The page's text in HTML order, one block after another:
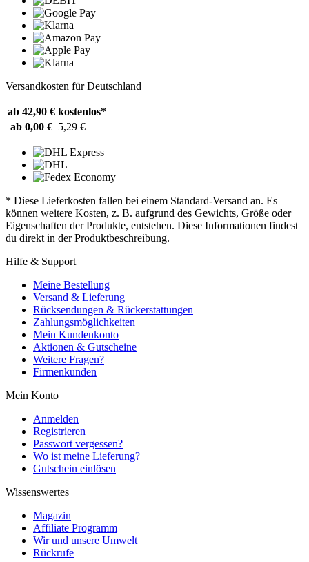
Versandkosten für Deutschland
ab 42,90 € kostenlos*
ab 0,00 € 5,29 €
* Diese Lieferkosten fallen bei einem Standard-Versand an. Es
können weitere Kosten, z. B. aufgrund des Gewichts, Größe oder
Eigenschaften der Produkte, entstehen. Diese Informationen findest
du direkt in der Produktbeschreibung.
Hilfe & Support
Meine Bestellung
Versand & Lieferung
Rücksendungen & Rückerstattungen
Zahlungsmöglichkeiten
Mein Kundenkonto
Aktionen & Gutscheine
Weitere Fragen?
Firmenkunden
Mein Konto
Anmelden
Registrieren
Passwort vergessen?
Wo ist meine Lieferung?
Gutschein einlösen
Wissenswertes
Magazin
Affiliate Programm
Wir und unsere Umwelt
Rückrufe